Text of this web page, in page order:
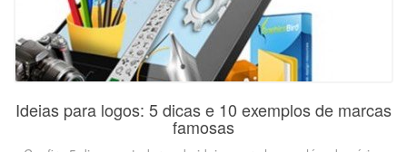
Ideias para logos: 5 dicas e 10 exemplos de marcas
famosas